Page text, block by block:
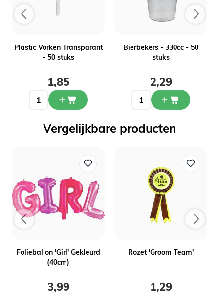
Plastic Vorken Transparant
- 50 stuks
1,85
Bierbekers - 330cc - 50
stuks
2,29
Vergelijkbare producten
Folieballon 'Girl' Gekleurd
(40cm)
3,99
Rozet 'Groom Team'
1,29